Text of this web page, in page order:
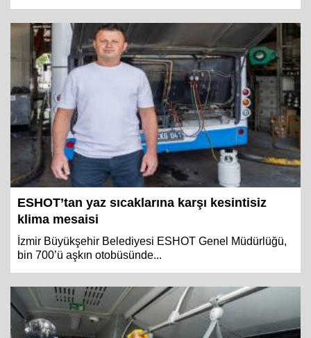
ESHOT’tan yaz sıcaklarına karşı kesintisiz
klima mesaisi
İzmir Büyükşehir Belediyesi ESHOT Genel Müdürlüğü,
bin 700’ü aşkın otobüsünde...